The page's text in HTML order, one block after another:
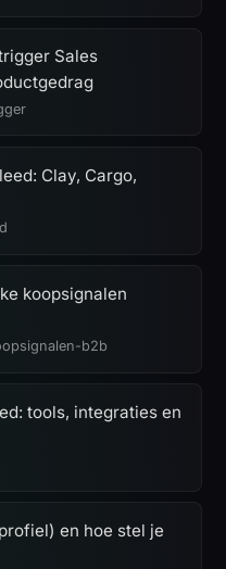
Sales
Clay, Cargo,
koopsignalen
b2b
tools, integraties en
en hoe stel je